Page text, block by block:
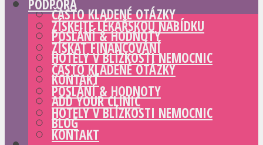
ČASTO KLADENÉ OTÁZKY
POSLÁNÍ & HODNOTY
HOTELY V BLÍZKOSTI NEMOCNIC
KONTAKT
ADD YOUR CLINIC
BLOG
PODPORA
ZÍSKEJTE LÉKAŘSKOU NABÍDKU
ZÍSKAT FINANCOVÁNÍ
ČASTO KLADENÉ OTÁZKY
POSLÁNÍ & HODNOTY
HOTELY V BLÍZKOSTI NEMOCNIC
KONTAKT